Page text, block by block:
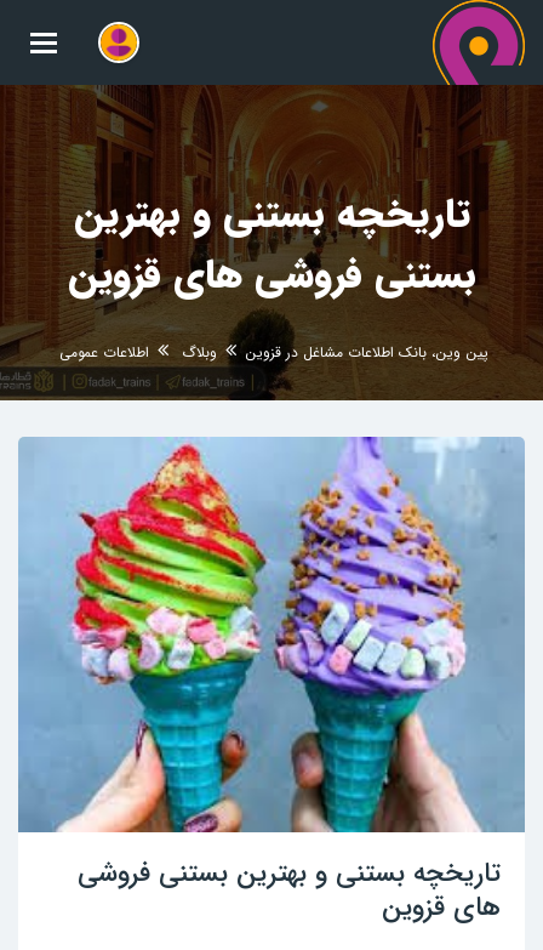
تاریخچه بستنی و بهترین
بستنی فروشی های قزوین
پین وین، بانک اطلاعات مشاغل در قزوین وبلاگ اطلاعات عمومی
تاریخچه بستنی و بهترین بستنی فروشی
های قزوین